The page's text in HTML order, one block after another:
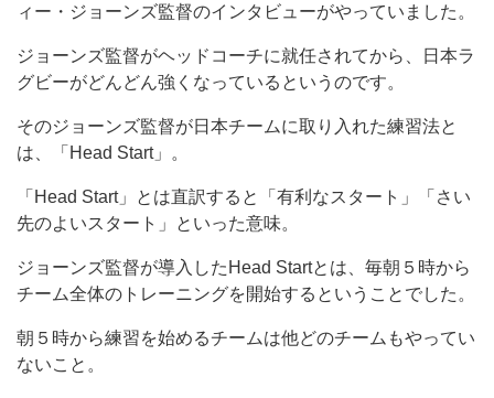
ィー・ジョーンズ監督のインタビューがやっていました。
ジョーンズ監督がヘッドコーチに就任されてから、日本ラ
グビーがどんどん強くなっているというのです。
そのジョーンズ監督が日本チームに取り入れた練習法と
は、「Head Start」。
「Head Start」とは直訳すると「有利なスタート」「さい
先のよいスタート」といった意味。
ジョーンズ監督が導入したHead Startとは、毎朝５時から
チーム全体のトレーニングを開始するということでした。
朝５時から練習を始めるチームは他どのチームもやってい
ないこと。